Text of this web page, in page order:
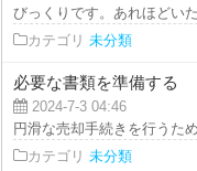
びっくりです。あれほどい
カテゴリ 未分類
必要な書類を準備する
2024-7-3 04:46
円滑な売却手続きを行うた
カテゴリ 未分類